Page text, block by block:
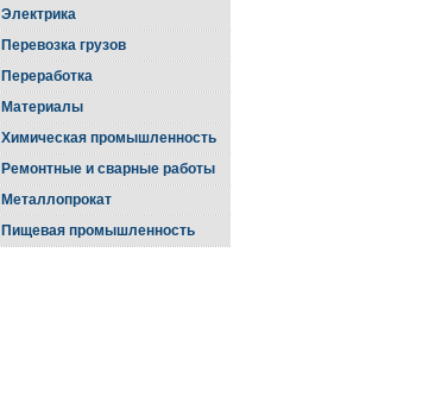
Электрика
Перевозка грузов
Переработка
Материалы
Химическая промышленность
Ремонтные и сварные работы
Металлопрокат
Пищевая промышленность